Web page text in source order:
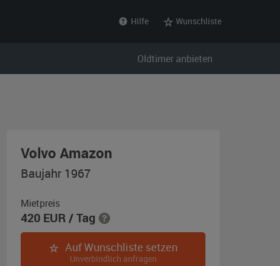
Hilfe Wunschliste
Oldtimer anbieten
Volvo Amazon
weiß
Baujahr 1967
Mietpreis
420 EUR/ Tag
Auf Wunschliste setzen
Unverbindlich anfragen